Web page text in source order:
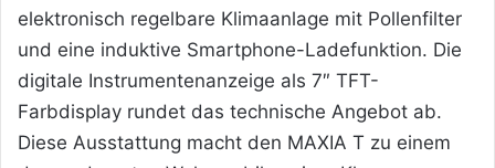
elektronisch regelbare Klimaanlage mit Pollenfilter
und eine induktive Smartphone-Ladefunktion. Die
digitale Instrumentenanzeige als 7″ TFT-
Farbdisplay rundet das technische Angebot ab.
Diese Ausstattung macht den MAXIA T zu einem